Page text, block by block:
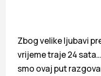
Zbog velike ljubavi
vrijeme traje 24
smo ovaj put